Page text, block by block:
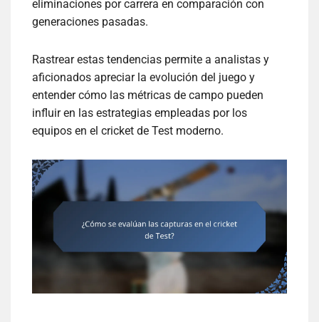
eliminaciones por carrera en comparación con
generaciones pasadas.
Rastrear estas tendencias permite a analistas y
aficionados apreciar la evolución del juego y
entender cómo las métricas de campo pueden
influir en las estrategias empleadas por los
equipos en el cricket de Test moderno.